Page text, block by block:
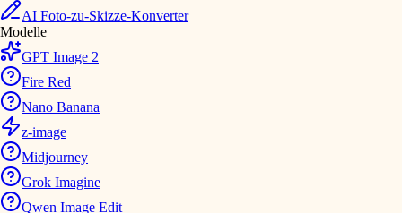
AI Foto-zu-Skizze-Konverter
Modelle
GPT Image 2
Fire Red
Nano Banana
z-image
Midjourney
Grok Imagine
Qwen Image Edit